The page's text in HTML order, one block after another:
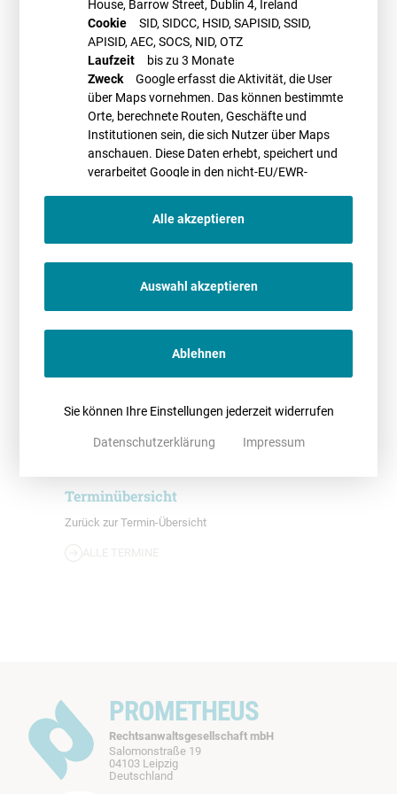
wachsenden Zahl von Investorenanfragen konfrontiert. Sofern es sich
nicht um privilegierte Flächen handelt, liegt es an den Gemeinden, die
Errichtung solcher Anlagen über Bebauungspläne zu steuern. Genau
planerischen Steuerungsmöglichkeiten und räumlichen Anforderungen
bei der Standortwahl für Freiflächen-Photovoltaikanlagen.
Das Online-Seminar wird veranstaltet durch dasInstitut für Städtebau
. Weitere Informationen sowie ein Anmeldeformular finden Sie
PROMETHEUS Referent*in
02.07.2025
Online
Terminübersicht
Zurück zur Termin-Übersicht
ALLE TERMINE
PROMETHEUS
Rechtsanwaltsgesellschaft mbH
Salomonstraße 19
04103 Leipzig
Deutschland
House, Barrow Street, Dublin 4, Ireland
Cookie
SID, SIDCC, HSID, SAPISID, SSID,
APISID, AEC, SOCS, NID, OTZ
Laufzeit
bis zu 3 Monate
Zweck
Google erfasst die Aktivität, die User
über Maps vornehmen. Das können bestimmte
Orte, berechnete Routen, Geschäfte und
Institutionen sein, die sich Nutzer über Maps
anschauen. Diese Daten erhebt, speichert und
verarbeitet Google in den nicht-EU/EWR-
Alle akzeptieren
Auswahl akzeptieren
Ablehnen
Sie können Ihre Einstellungen jederzeit widerrufen
Datenschutzerklärung Impressum